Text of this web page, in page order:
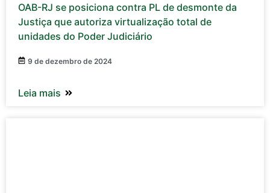
OAB-RJ se posiciona contra PL de desmonte da
Justiça que autoriza virtualização total de
unidades do Poder Judiciário
9 de dezembro de 2024
Leia mais